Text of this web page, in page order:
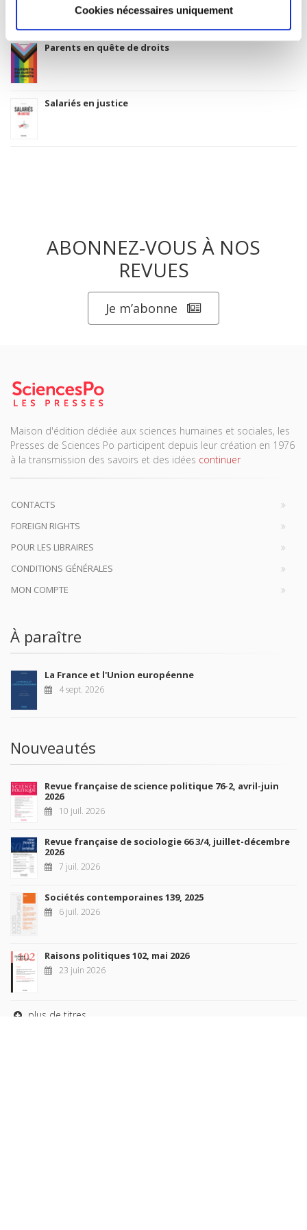
Cookies nécessaires uniquement
Parents en quête de droits
Salariés en justice
ABONNEZ-VOUS À NOS
REVUES
Je m’abonne
Maison d'édition dédiée aux sciences humaines et sociales, les
Presses de Sciences Po participent depuis leur création en 1976
à la transmission des savoirs et des idées continuer
CONTACTS
FOREIGN RIGHTS
POUR LES LIBRAIRES
CONDITIONS GÉNÉRALES
MON COMPTE
À paraître
La France et l'Union européenne
4 sept. 2026
Nouveautés
Revue française de science politique 76-2, avril-juin
2026
10 juil. 2026
Revue française de sociologie 66 3/4, juillet-décembre
2026
7 juil. 2026
Sociétés contemporaines 139, 2025
6 juil. 2026
Raisons politiques 102, mai 2026
23 juin 2026
plus de titres